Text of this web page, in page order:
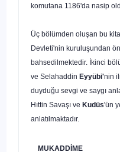
komutana 1186'da nasip
Üç bölümden oluşan bu
Devleti'nin kuruluşundan
bahsedilmektedir. İkinci
ve Selahaddin Eyyübi'nin
duyduğu sevgi ve saygı
Hıttin Savaşı ve Kudüs'ün
anlatılmaktadır.
MUKADDİME